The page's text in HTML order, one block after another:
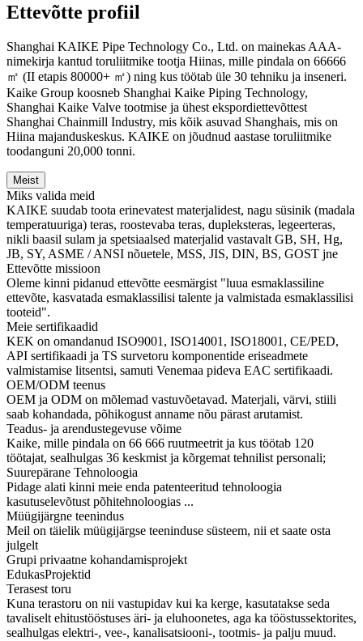
Ettevõtte profiil
Shanghai KAIKE Pipe Technology Co., Ltd. on mainekas AAA-
nimekirja kantud toruliitmike tootja Hiinas, mille pindala on 66666
㎡ (II etapis 80000+ ㎡) ning kus töötab üle 30 tehniku ​​ja inseneri.
Kaike Group koosneb Shanghai Kaike Piping Technology,
Shanghai Kaike Valve tootmise ja ühest ekspordiettevõttest
Shanghai Chainmill Industry, mis kõik asuvad Shanghais, mis on
Hiina majanduskeskus. KAIKE on jõudnud aastase toruliitmike
toodanguni 20,000 tonni.
Meist
Miks valida meid
KAIKE suudab toota erinevatest materjalidest, nagu süsinik (madala
temperatuuriga) teras, roostevaba teras, dupleksteras, legeerteras,
nikli baasil sulam ja spetsiaalsed materjalid vastavalt GB, SH, Hg,
JB, SY, ASME / ANSI nõuetele, MSS, JIS, DIN, BS, GOST jne
Ettevõtte missioon
Oleme kinni pidanud ettevõtte eesmärgist "luua esmaklassiline
ettevõte, kasvatada esmaklassilisi talente ja valmistada esmaklassilisi
tooteid".
Meie sertifikaadid
KEK on omandanud ISO9001, ISO14001, ISO18001, CE/PED,
API sertifikaadi ja TS survetoru komponentide eriseadmete
valmistamise litsentsi, samuti Venemaa pideva EAC sertifikaadi.
OEM/ODM teenus
OEM ja ODM on mõlemad vastuvõetavad. Materjali, värvi, stiili
saab kohandada, põhikogust anname nõu pärast arutamist.
Teadus- ja arendustegevuse võime
Kaike, mille pindala on 66 666 ruutmeetrit ja kus töötab 120
töötajat, sealhulgas 36 keskmist ja kõrgemat tehnilist personali;
Suurepärane Tehnoloogia
Pidage alati kinni meie enda patenteeritud tehnoloogia
kasutuselevõtust põhitehnoloogias ...
Müügijärgne teenindus
Meil on täielik müügijärgse teeninduse süsteem, nii et saate osta
julgelt
Grupi privaatne kohandamisprojekt
EdukasProjektid
Terasest toru
Kuna terastoru on nii vastupidav kui ka kerge, kasutatakse seda
tavaliselt ehitustööstuses äri- ja eluhoonetes, aga ka tööstussektorites,
sealhulgas elektri-, vee-, kanalisatsiooni-, tootmis- ja palju muud.